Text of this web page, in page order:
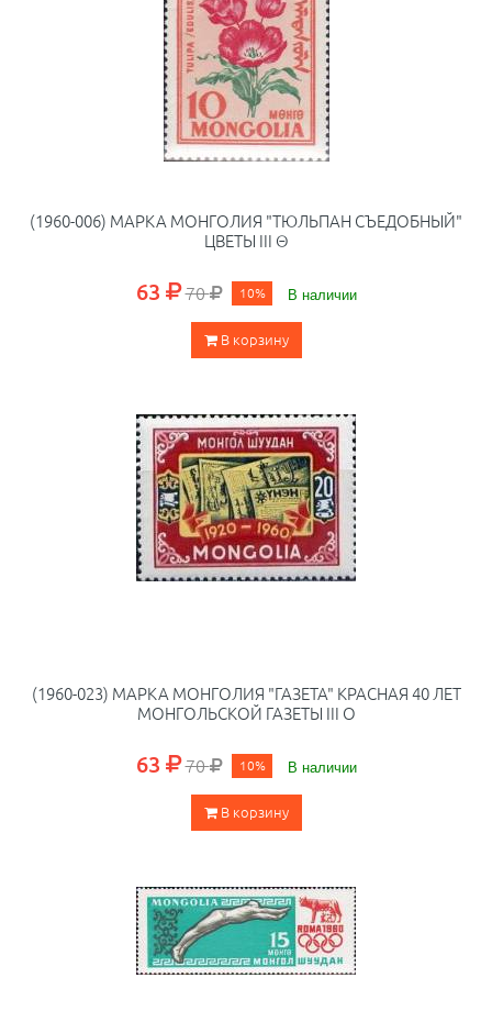
(1960-006) МАРКА МОНГОЛИЯ "ТЮЛЬПАН СЪЕДОБНЫЙ"
ЦВЕТЫ III Θ
63 70 10% В наличии
В корзину
(1960-023) МАРКА МОНГОЛИЯ "ГАЗЕТА" КРАСНАЯ 40 ЛЕТ
МОНГОЛЬСКОЙ ГАЗЕТЫ III O
63 70 10% В наличии
В корзину